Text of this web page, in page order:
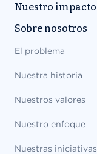
Nuestro impacto
Sobre nosotros
El problema
Nuestra historia
Nuestros valores
Nuestro enfoque
Nuestras iniciativas